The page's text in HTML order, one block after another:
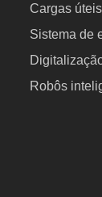
Cargas
Sistema de
Robôs